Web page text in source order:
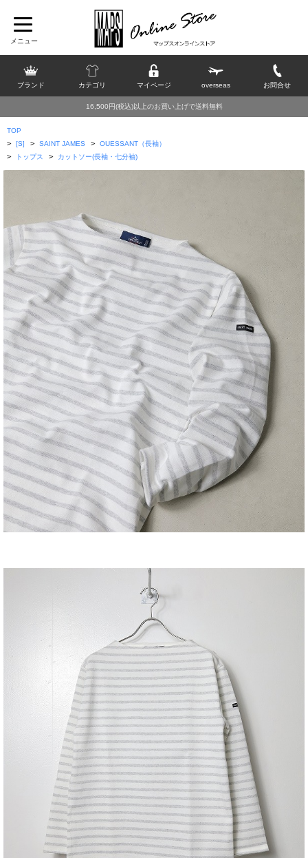
ブランド カテゴリ マイページ overseas お問合せ
16,500円(税込)以上のお買い上げで送料無料
TOP
> [S] > SAINT JAMES > OUESSANT（長袖）
> トップス > カットソー(長袖・七分袖)